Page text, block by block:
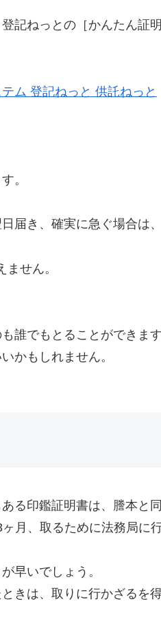
記ねっとの［かんたん証
ム 登記ねっと 供託ねっと
。
届き、確実に急ぐ場合は
せん。
誰でもとることができます
かもしれません。
る印鑑証明書は、謄本と
月、取るために法務局に
早いでしょう。
きは、取りに行かざるを得